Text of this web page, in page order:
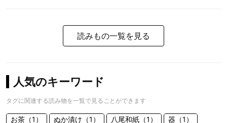
読みもの一覧を見る
人気のキーワード
タグに関連する読み物を一覧で見ることができます
お茶（1） ぬか漬け（1） 八尾和紙（1）
器（1）